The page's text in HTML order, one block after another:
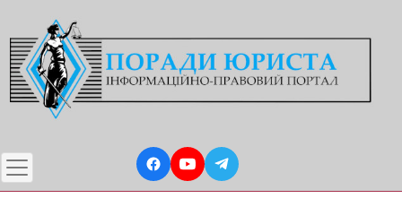
до
основного
вмісту